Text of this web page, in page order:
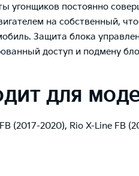
угонщиков постоянно
на собственный,
Защита блока
доступ и подмену
для
(2017-2020), Rio X-Line FB